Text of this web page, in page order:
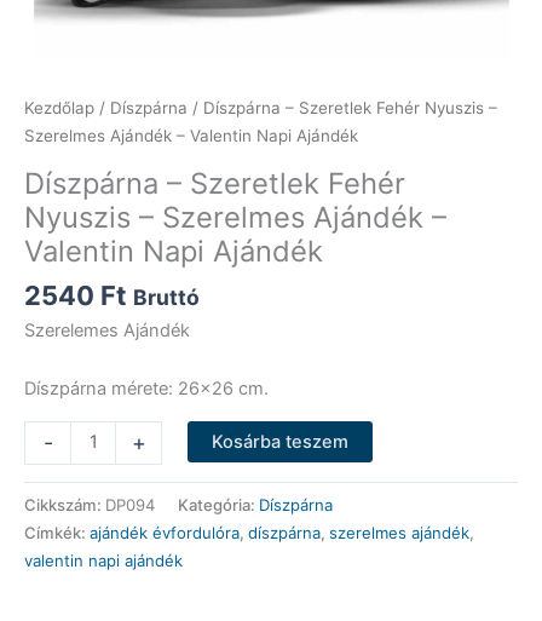
Kezdőlap / Díszpárna / Díszpárna – Szeretlek Fehér Nyuszis –
Szerelmes Ajándék – Valentin Napi Ajándék
Díszpárna – Szeretlek Fehér
Nyuszis – Szerelmes Ajándék –
Valentin Napi Ajándék
2540 Ft Bruttó
Szerelemes Ajándék
Díszpárna mérete: 26×26 cm.
-
Díszpárna
-
Szeretlek
Fehér
Nyuszis
-
+ Kosárba teszem
Cikkszám: DP094 Kategória: Díszpárna
Címkék: ajándék évfordulóra, díszpárna, szerelmes ajándék,
valentin napi ajándék